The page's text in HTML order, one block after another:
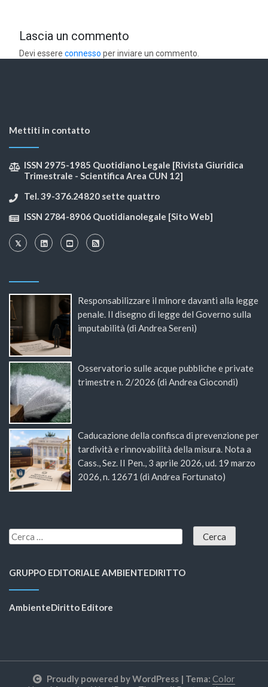
Lascia un commento
Devi essereconnesso per inviare un commento.
Mettiti in contatto
ISSN 2975-1985 Quotidiano Legale [Rivista Giuridica
Trimestrale - Scientifica Area CUN 12]
Tel. 39-376.24820 sette quattro
ISSN 2784-8906 Quotidianolegale [Sito Web]
Responsabilizzare il minore davanti alla legge
penale. Il disegno di legge del Governo sulla
imputabilità (di Andrea Sereni)
Osservatorio sulle acque pubbliche e private
trimestre n. 2/2026 (di Andrea Giocondi)
Caducazione della confisca di prevenzione per
tardività e rinnovabilità della misura. Nota a
Cass., Sez. II Pen., 3 aprile 2026, ud. 19 marzo
2026, n. 12671 (di Andrea Fortunato)
GRUPPO EDITORIALE AMBIENTEDIRITTO
AmbienteDiritto Editore
Proudly powered by WordPress | Tema: Color